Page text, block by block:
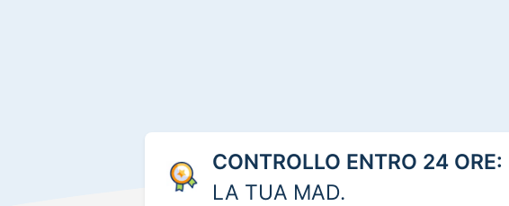
CONTROLLO ENTRO 24 ORE:
LA TUA MAD.